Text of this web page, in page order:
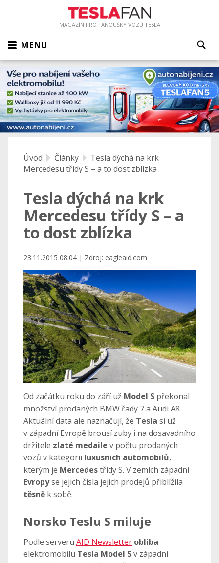
MAGAZÍN PRO FANOUŠKY VOZŮ TESLA
MENU
Úvod Články
Tesla dýchá na krk
Mercedesu třídy S – a to dost zblízka
Tesla dýchá na krk
Mercedesu třídy S – a
to dost zblízka
23.11.2015 08:04 | Zdroj: eagleaid.com
Od začátku roku do září už Model S překonal
množství prodaných BMW řady 7 a Audi A8.
Aktuální data ale naznačují, že Tesla si už
v západní Evropě brousí zuby i na dosavadního
držitele zlaté medaile v počtu prodaných
vozů v kategorii luxusních automobilů,
kterým je Mercedestřídy S. V zemích západní
Evropyse jejich čísla jejich prodejů přiblížila
těsně k sobě.
Norsko Teslu S miluje
Podle serveru AID Newsletter obliba
elektromobilu Tesla Model Sv západní